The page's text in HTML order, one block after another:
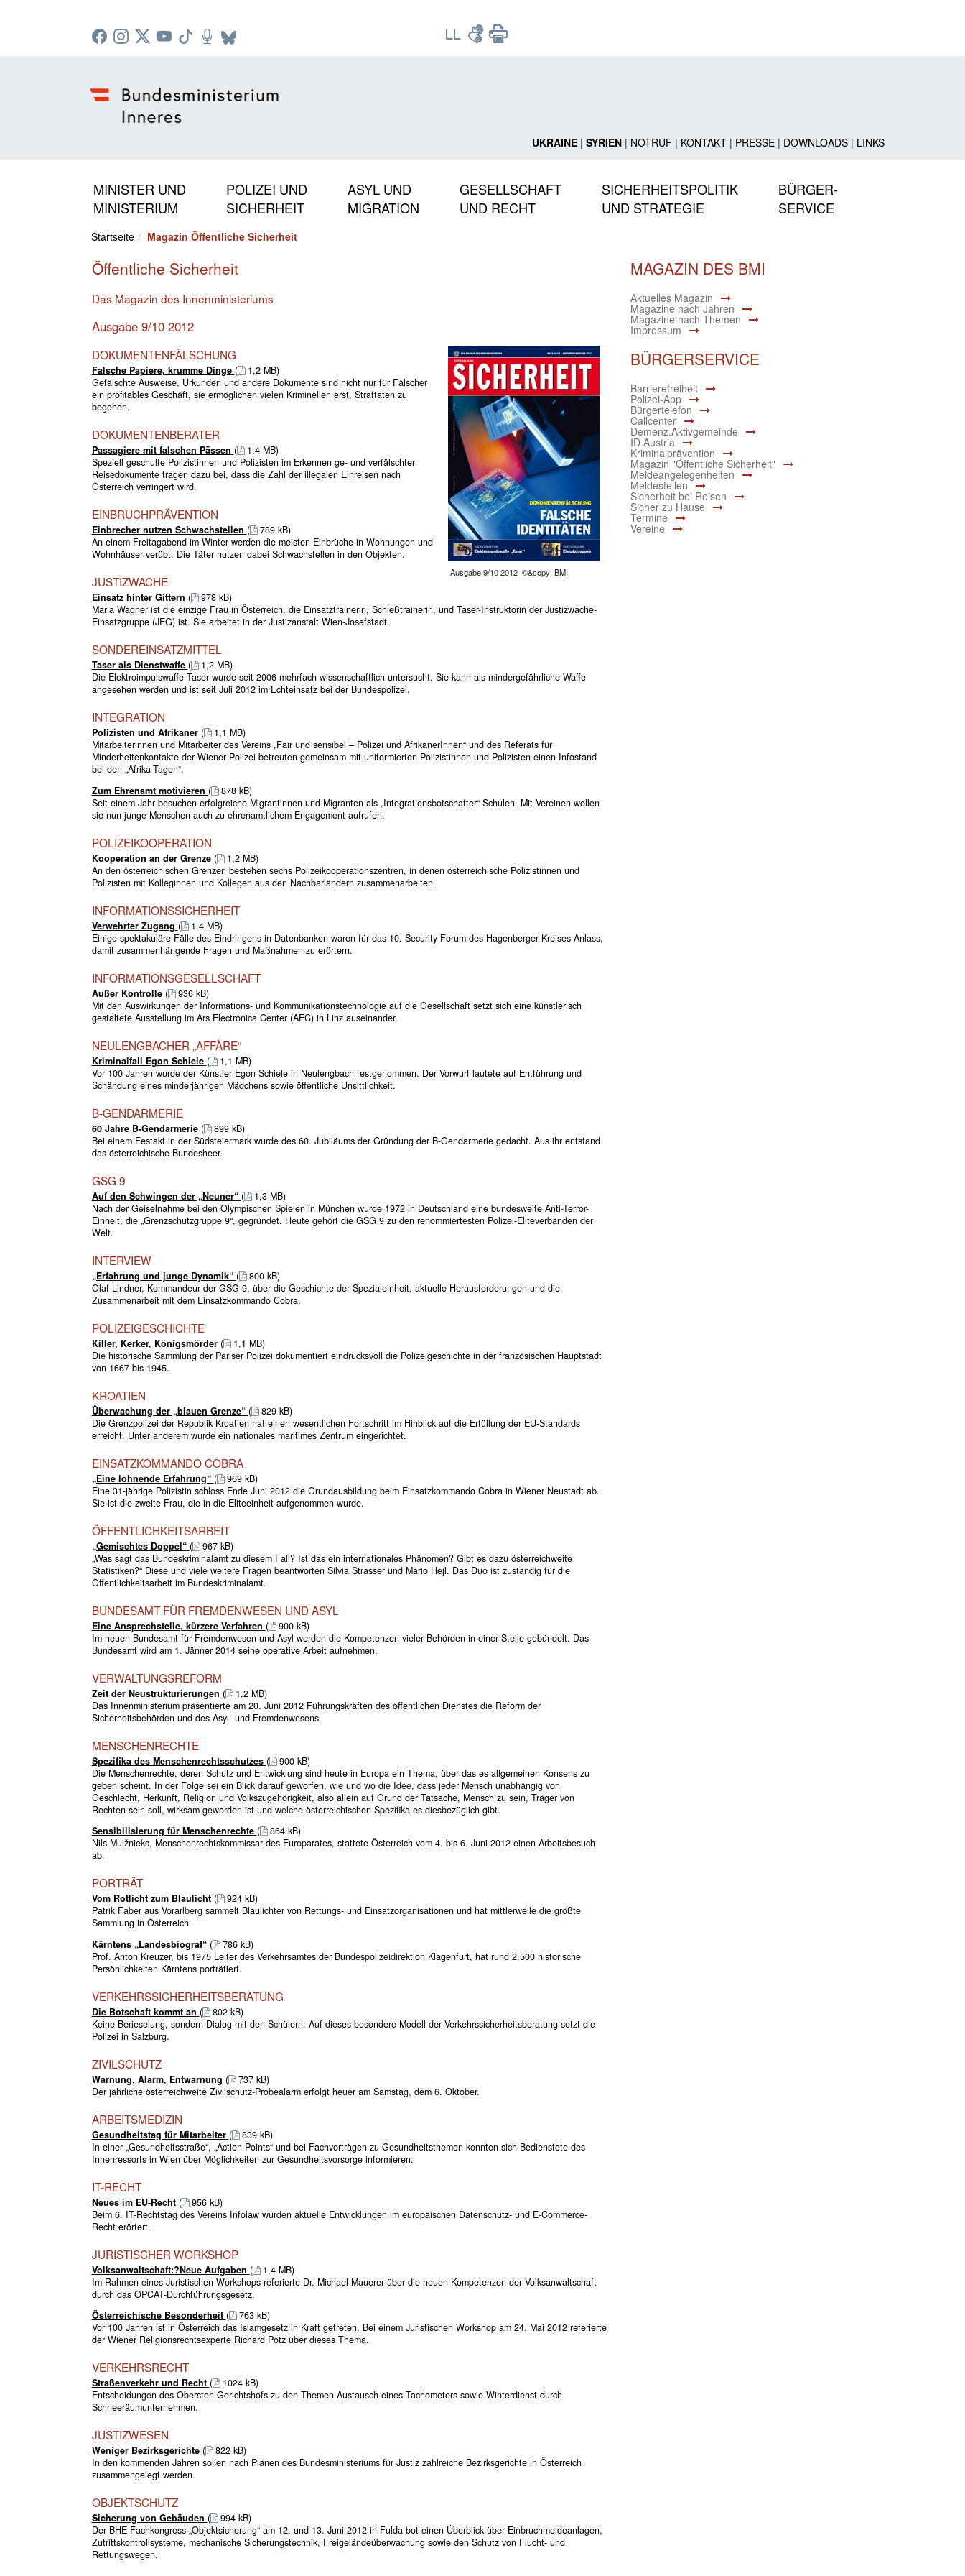
UKRAINE| SYRIEN| NOTRUF| KONTAKT| PRESSE| DOWNLOADS| LINKS
MINISTER UND
MINISTERIUM
POLIZEI UND
SICHERHEIT
ASYL UND
MIGRATION
GESELLSCHAFT
UND RECHT
SICHERHEITSPOLITIK
UND STRATEGIE
BÜRGER-
SERVICE
Startseite Magazin Öffentliche Sicherheit
Öffentliche Sicherheit
Das Magazin des Innenministeriums
Ausgabe 9/10 2012
Ausgabe 9/10 2012 ©&copy; BMI
DOKUMENTENFÄLSCHUNG
Falsche Papiere, krumme Dinge (
1,2 MB)
Gefälschte Ausweise, Urkunden und andere Dokumente sind nicht nur für Fälscher
ein profitables Geschäft, sie ermöglichen vielen Kriminellen erst, Straftaten zu
begehen.
DOKUMENTENBERATER
Passagiere mit falschen Pässen (
1,4 MB)
Speziell geschulte Polizistinnen und Polizisten im Erkennen ge- und verfälschter
Reisedokumente tragen dazu bei, dass die Zahl der illegalen Einreisen nach
Österreich verringert wird.
EINBRUCHPRÄVENTION
Einbrecher nutzen Schwachstellen (
789 kB)
An einem Freitagabend im Winter werden die meisten Einbrüche in Wohnungen und
Wohnhäuser verübt. Die Täter nutzen dabei Schwachstellen in den Objekten.
JUSTIZWACHE
Einsatz hinter Gittern (
978 kB)
Maria Wagner ist die einzige Frau in Österreich, die Einsatztrainerin, Schießtrainerin, und Taser-­Instruktorin der Justizwache-
Einsatzgruppe (JEG) ist. Sie arbeitet in der Justizanstalt Wien-Josefstadt.
SONDEREINSATZMITTEL
Taser als Dienstwaffe (
1,2 MB)
Die Elektroimpulswaffe Taser wurde seit 2006 mehrfach wissenschaftlich untersucht. Sie kann als mindergefährliche Waffe
angesehen werden und ist seit Juli 2012 im Echteinsatz bei der Bundespolizei.
INTEGRATION
Polizisten und Afrikaner (
1,1 MB)
Mitarbeiterinnen und Mitarbeiter des Vereins „Fair und sensibel – Polizei und AfrikanerInnen“ und des Referats für
Minderheitenkontakte der Wiener Polizei betreuten gemeinsam mit uniformierten Polizistinnen und Polizisten einen Infostand
bei den „Afrika-Tagen“.
Zum Ehrenamt motivieren (
878 kB)
Seit einem Jahr besuchen erfolgreiche Migrantinnen und Migranten als „Integrationsbotschafter“ Schulen. Mit Vereinen wollen
sie nun junge Menschen auch zu ehrenamtlichem Engagement aufrufen.
POLIZEIKOOPERATION
Kooperation an der Grenze (
1,2 MB)
An den österreichischen Grenzen bestehen sechs Polizeikooperationszentren, in denen österreichische Polizistinnen und
Polizisten mit Kolleginnen und Kollegen aus den Nachbarländern zusammenarbeiten.
INFORMATIONSSICHERHEIT
Verwehrter Zugang (
1,4 MB)
Einige spektakuläre Fälle des Eindringens in Datenbanken waren für das 10. Security Forum des Hagenberger Kreises Anlass,
damit zusammenhängende Fragen und Maßnahmen zu erörtern.
INFORMATIONSGESELLSCHAFT
Außer Kontrolle (
936 kB)
Mit den Auswirkungen der Informations- und Kommunikationstechnologie auf die Gesellschaft setzt sich eine künstlerisch
gestaltete Ausstellung im Ars Electronica Center (AEC) in Linz auseinander.
NEULENGBACHER „AFFÄRE“
Kriminalfall Egon Schiele (
1,1 MB)
Vor 100 Jahren wurde der Künstler Egon Schiele in Neulengbach festgenommen. Der Vorwurf lautete auf Entführung und
Schändung eines minderjährigen Mädchens sowie öffentliche Unsittlichkeit.
B-GENDARMERIE
60 Jahre B-Gendarmerie (
899 kB)
Bei einem Festakt in der Südsteiermark wurde des 60. Jubiläums der Gründung der B-Gendarmerie gedacht. Aus ihr entstand
das österreichische Bundesheer.
GSG 9
Auf den Schwingen der „Neuner“ (
1,3 MB)
Nach der Geiselnahme bei den Olympischen Spielen in München wurde 1972 in Deutschland eine bundesweite Anti-Terror-
Einheit, die „Grenzschutzgruppe 9“, gegründet. Heute gehört die GSG 9 zu den renommiertesten Polizei-Eliteverbänden der
Welt.
INTERVIEW
„Erfahrung und junge Dynamik“ (
800 kB)
Olaf Lindner, Kommandeur der GSG 9, über die Geschichte der Spezialeinheit, aktuelle Herausforderungen und die
Zusammenarbeit mit dem Einsatzkommando Cobra.
POLIZEIGESCHICHTE
Killer, Kerker, Königsmörder (
1,1 MB)
Die historische Sammlung der Pariser Polizei dokumentiert eindrucksvoll die Polizeigeschichte in der französischen Hauptstadt
von 1667 bis 1945.
KROATIEN
Überwachung der „blauen Grenze“ (
829 kB)
Die Grenzpolizei der Republik Kroatien hat einen wesentlichen Fortschritt im Hinblick auf die Erfüllung der EU-Standards
erreicht. Unter anderem wurde ein nationales maritimes Zentrum eingerichtet.
EINSATZKOMMANDO COBRA
„Eine lohnende Erfahrung“ (
969 kB)
Eine 31-jährige Polizistin schloss Ende Juni 2012 die Grundausbildung beim Einsatzkommando Cobra in Wiener Neustadt ab.
Sie ist die zweite Frau, die in die Eliteeinheit aufgenommen wurde.
ÖFFENTLICHKEITSARBEIT
„Gemischtes Doppel“ (
967 kB)
„Was sagt das Bundeskriminalamt zu diesem Fall? Ist das ein internationales Phänomen? Gibt es dazu österreichweite
Statistiken?“ Diese und viele weitere Fragen beantworten Silvia Strasser und Mario Hejl. Das Duo ist zuständig für die
Öffentlichkeitsarbeit im Bundeskriminalamt.
BUNDESAMT FÜR FREMDENWESEN UND ASYL
Eine Ansprechstelle, kürzere Verfahren (
900 kB)
Im neuen Bundesamt für Fremdenwesen und Asyl werden die Kompetenzen vieler Behörden in einer Stelle gebündelt. Das
Bundesamt wird am 1. Jänner 2014 seine operative Arbeit aufnehmen.
VERWALTUNGSREFORM
Zeit der Neustrukturierungen (
1,2 MB)
Das Innenministerium präsentierte am 20. Juni 2012 Führungskräften des öffentlichen Dienstes die Reform der
Sicherheitsbehörden und des Asyl- und Fremdenwesens.
MENSCHENRECHTE
Spezifika des Menschenrechtsschutzes (
900 kB)
Die Menschenrechte, deren Schutz und Entwicklung sind heute in Europa ein Thema, über das es allgemeinen Konsens zu
geben scheint. In der Folge sei ein Blick darauf geworfen, wie und wo die Idee, dass jeder Mensch unabhängig von
Geschlecht, Herkunft, Religion und Volkszugehörigkeit, also allein auf Grund der Tatsache, Mensch zu sein, Träger von
Rechten sein soll, wirksam geworden ist und welche österreichischen Spezifika es diesbezüglich gibt.
Sensibilisierung für Menschenrechte (
864 kB)
Nils Muižnieks, Menschenrechtskommissar des Europarates, stattete Österreich vom 4. bis 6. Juni 2012 einen Arbeitsbesuch
ab.
PORTRÄT
Vom Rotlicht zum Blaulicht (
924 kB)
Patrik Faber aus Vorarlberg sammelt Blaulichter von Rettungs- und Einsatzorganisationen und hat mittlerweile die größte
Sammlung in Österreich.
Kärntens „Landesbiograf“ (
786 kB)
Prof. Anton Kreuzer, bis 1975 Leiter des Verkehrsamtes der Bundespolizeidirektion Klagenfurt, hat rund 2.500 historische
Persönlichkeiten Kärntens porträtiert.
VERKEHRSSICHERHEITSBERATUNG
Die Botschaft kommt an (
802 kB)
Keine Berieselung, sondern Dialog mit den Schülern: Auf dieses besondere Modell der Verkehrssicherheitsberatung setzt die
Polizei in Salzburg.
ZIVILSCHUTZ
Warnung, Alarm, Entwarnung (
737 kB)
Der jährliche österreichweite Zivilschutz-Probealarm erfolgt heuer am Samstag, dem 6. Oktober.
ARBEITSMEDIZIN
Gesundheitstag für Mitarbeiter (
839 kB)
In einer „Gesundheitsstraße“, „Action-Points“ und bei Fachvorträgen zu Gesundheitsthemen konnten sich Bedienstete des
Innenressorts in Wien über Möglichkeiten zur Gesundheitsvorsorge informieren.
IT-RECHT
Neues im EU-Recht (
956 kB)
Beim 6. IT-Rechtstag des Vereins Infolaw wurden aktuelle Entwicklungen im europäischen Datenschutz- und E-Commerce-
Recht erörtert.
JURISTISCHER WORKSHOP
Volksanwaltschaft:?Neue Aufgaben (
1,4 MB)
Im Rahmen eines Juristischen Workshops referierte Dr. Michael Mauerer über die neuen Kompetenzen der Volksanwaltschaft
durch das OPCAT-Durchführungsgesetz.
Österreichische Besonderheit (
763 kB)
Vor 100 Jahren ist in Österreich das Islamgesetz in Kraft getreten. Bei einem Juristischen Workshop am 24. Mai 2012 referierte
der Wiener Religionsrechtsexperte Richard Potz über dieses Thema.
VERKEHRSRECHT
Straßenverkehr und Recht (
1024 kB)
Entscheidungen des Obersten Gerichtshofs zu den Themen Austausch eines Tachometers sowie Winterdienst durch
Schneeräumunternehmen.
JUSTIZWESEN
Weniger Bezirksgerichte (
822 kB)
In den kommenden Jahren sollen nach Plänen des Bundesministeriums für Justiz zahlreiche Bezirksgerichte in Österreich
zusammengelegt werden.
OBJEKTSCHUTZ
Sicherung von Gebäuden (
994 kB)
Der BHE-Fachkongress „Objektsicherung“ am 12. und 13. Juni 2012 in Fulda bot einen Überblick über Einbruchmeldeanlagen,
Zutrittskontrollsysteme, mechanische Sicherungstechnik, Freigeländeüberwachung sowie den Schutz von Flucht- und
Rettungswegen.
MAGAZIN DES BMI
Aktuelles Magazin
Magazine nach Jahren
Magazine nach Themen
Impressum
BÜRGERSERVICE
Barrierefreiheit
Polizei-App
Bürgertelefon
Callcenter
Demenz.Aktivgemeinde
ID Austria
Kriminalprävention
Magazin "Öffentliche Sicherheit"
Meldeangelegenheiten
Meldestellen
Sicherheit bei Reisen
Sicher zu Hause
Termine
Vereine